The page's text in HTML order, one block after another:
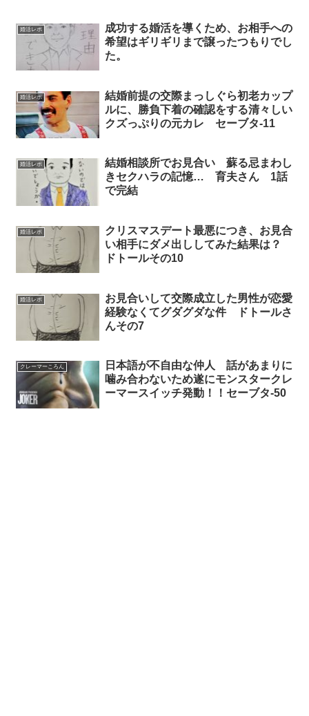
婚活レポ
成功する婚活を導くため、お相手への
希望はギリギリまで譲ったつもりでし
た。
婚活レポ
結婚前提の交際まっしぐら初老カップ
ルに、勝負下着の確認をする清々しい
クズっぷりの元カレ セーブタ-11
婚活レポ
結婚相談所でお見合い 蘇る忌まわし
きセクハラの記憶… 育夫さん 1話
で完結
婚活レポ
クリスマスデート最悪につき、お見合
い相手にダメ出ししてみた結果は？
ドトールその10
婚活レポ
お見合いして交際成立した男性が恋愛
経験なくてグダグダな件 ドトールさ
んその7
クレーマーころん
日本語が不自由な仲人 話があまりに
噛み合わないため遂にモンスタークレ
ーマースイッチ発動！！セーブタ-50